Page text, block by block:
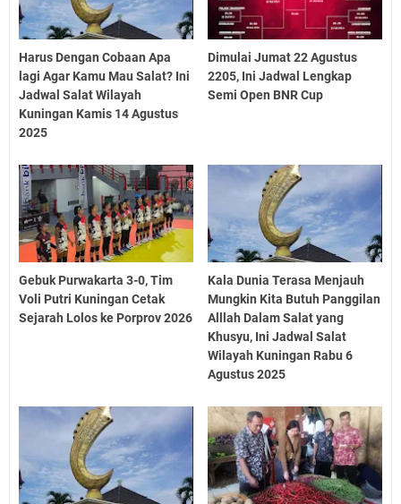
Harus Dengan Cobaan Apa
lagi Agar Kamu Mau Salat? Ini
Jadwal Salat Wilayah
Kuningan Kamis 14 Agustus
2025
Dimulai Jumat 22 Agustus
2205, Ini Jadwal Lengkap
Semi Open BNR Cup
Gebuk Purwakarta 3-0, Tim
Voli Putri Kuningan Cetak
Sejarah Lolos ke Porprov 2026
Kala Dunia Terasa Menjauh
Mungkin Kita Butuh Panggilan
Alllah Dalam Salat yang
Khusyu, Ini Jadwal Salat
Wilayah Kuningan Rabu 6
Agustus 2025